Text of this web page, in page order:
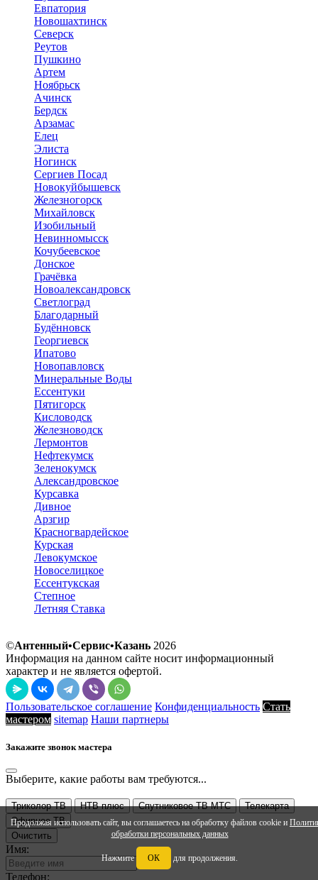
Продолжая использовать сайт, вы соглашаетесь на обработку файлов cookie и
обработки персональных данных
Нажмите ОК для продолжения.
Евпатория
Новошахтинск
Северск
Реутов
Пушкино
Артем
Ноябрьск
Ачинск
Бердск
Арзамас
Елец
Элиста
Ногинск
Сергиев Посад
Новокуйбышевск
Железногорск
Михайловск
Изобильный
Невинномысск
Кочубеевское
Донское
Грачёвка
Новоалександровск
Светлоград
Благодарный
Будённовск
Георгиевск
Ипатово
Новопавловск
Минеральные Воды
Ессентуки
Пятигорск
Кисловодск
Железноводск
Лермонтов
Нефтекумск
Зеленокумск
Александровское
Курсавка
Дивное
Арзгир
Красногвардейское
Курская
Левокумское
Новоселицкое
Ессентукская
Степное
Летняя Ставка
©Антенный•Сервис•Казань 2026
Информация на данном сайте носит информационный
характер и не является офертой.
Пользовательское соглашение Конфиденциальность Стать
мастером sitemap Наши партнеры
Закажите звонок мастера
Выберите, какие работы вам требуются...
Триколор ТВ НТВ плюс Спутниковое ТВ МТС
Телекарта
Эфирное ТВ
Очистить
Имя:
Телефон: